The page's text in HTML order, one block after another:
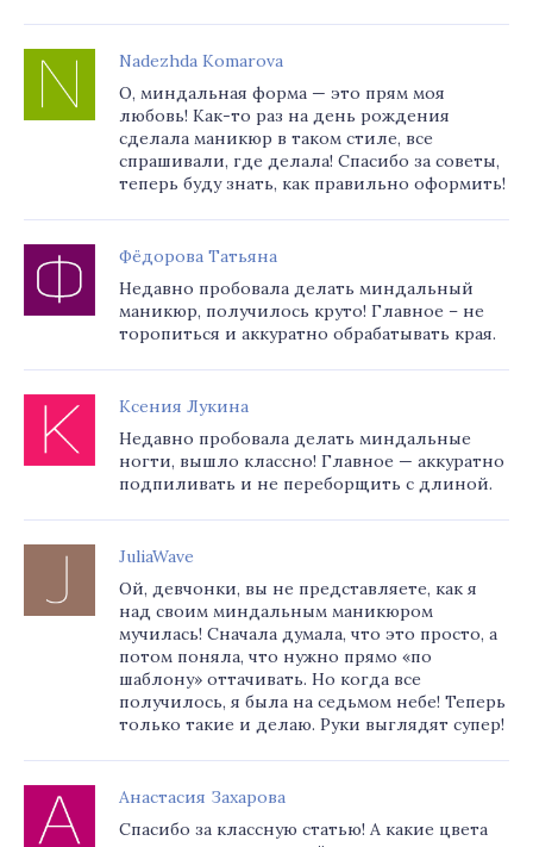
Nadezhda Komarova
О, миндальная форма — это прям моя
любовь! Как-то раз на день рождения
сделала маникюр в таком стиле, все
спрашивали, где делала! Спасибо за советы,
теперь буду знать, как правильно оформить!
Фёдорова Татьяна
Недавно пробовала делать миндальный
маникюр, получилось круто! Главное – не
торопиться и аккуратно обрабатывать края.
Ксения Лукина
Недавно пробовала делать миндальные
ногти, вышло классно! Главное — аккуратно
подпиливать и не переборщить с длиной.
JuliaWave
Ой, девчонки, вы не представляете, как я
над своим миндальным маникюром
мучилась! Сначала думала, что это просто, а
потом поняла, что нужно прямо «по
шаблону» оттачивать. Но когда все
получилось, я была на седьмом небе! Теперь
только такие и делаю. Руки выглядят супер!
Анастасия Захарова
Спасибо за классную статью! А какие цвета